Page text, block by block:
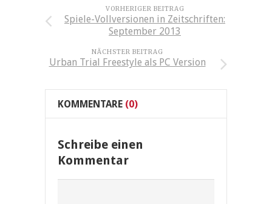
VORHERIGER BEITRAG
Spiele-Vollversionen in Zeitschriften:
September 2013
NÄCHSTER BEITRAG
Urban Trial Freestyle als PC Version
KOMMENTARE (0)
Schreibe einen
Kommentar